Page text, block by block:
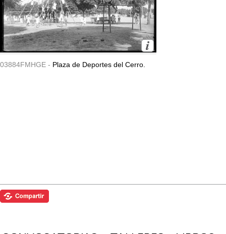
03884FMHGE - Plaza de Deportes del Cerro.